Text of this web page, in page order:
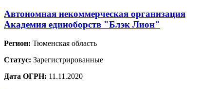
Автономная некоммерческая организация
Академия единоборств "Блэк Лион"
Регион: Тюменская область
Статус: Зарегистрированные
Дата ОГРН: 11.11.2020